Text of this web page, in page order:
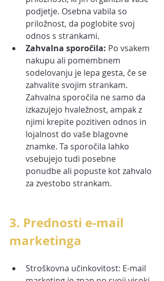
podjetje. Osebna vabila so
priložnost, da poglobite svoj
odnos s strankami.
Zahvalna sporočila: Po vsakem
nakupu ali pomembnem
sodelovanju je lepa gesta, če se
zahvalite svojim strankam.
Zahvalna sporočila ne samo da
izkazujejo hvaležnost, ampak z
njimi krepite pozitiven odnos in
lojalnost do vaše blagovne
znamke. Ta sporočila lahko
vsebujejo tudi posebne
ponudbe ali popuste kot zahvalo
za zvestobo strankam.
3. Prednosti e-mail
marketinga
Stroškovna učinkovitost: E-mail